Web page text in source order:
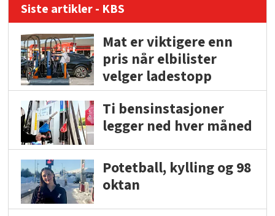
Siste artikler - KBS
Mat er viktigere enn
pris når elbilister
velger ladestopp
Ti bensinstasjoner
legger ned hver måned
Potetball, kylling og 98
oktan